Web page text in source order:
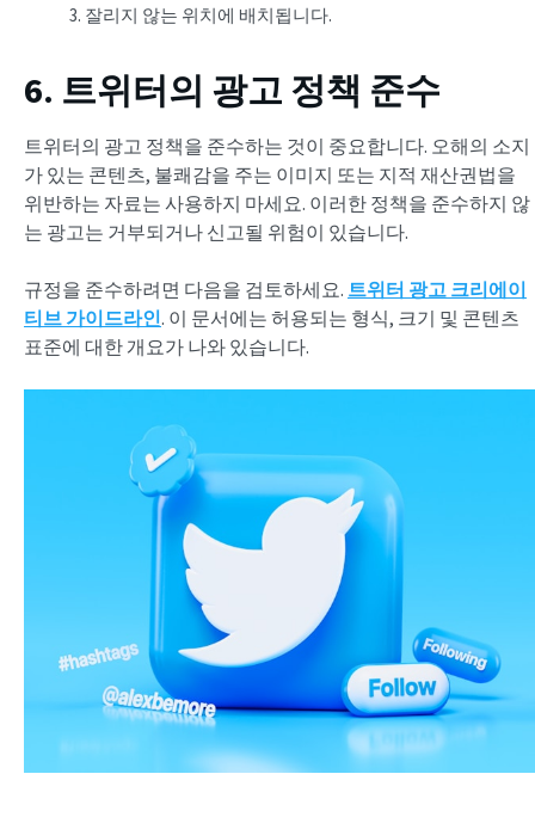
잘리지 않는 위치에 배치됩니다.
6. 트위터의 광고 정책 준수
트위터의 광고 정책을 준수하는 것이 중요합니다. 오해의 소지
가 있는 콘텐츠, 불쾌감을 주는 이미지 또는 지적 재산권법을
위반하는 자료는 사용하지 마세요. 이러한 정책을 준수하지 않
는 광고는 거부되거나 신고될 위험이 있습니다.
규정을 준수하려면 다음을 검토하세요. 트위터 광고 크리에이
티브 가이드라인. 이 문서에는 허용되는 형식, 크기 및 콘텐츠
표준에 대한 개요가 나와 있습니다.